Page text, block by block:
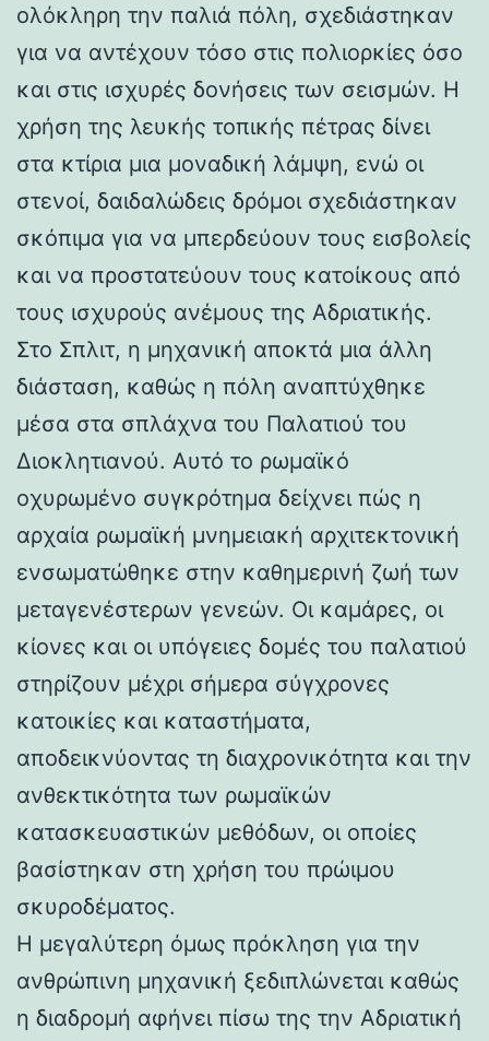
ολόκληρη την παλιά πόλη, σχεδιάστηκαν
για να αντέχουν τόσο στις πολιορκίες όσο
και στις ισχυρές δονήσεις των σεισμών. Η
χρήση της λευκής τοπικής πέτρας δίνει
στα κτίρια μια μοναδική λάμψη, ενώ οι
στενοί, δαιδαλώδεις δρόμοι σχεδιάστηκαν
σκόπιμα για να μπερδεύουν τους εισβολείς
και να προστατεύουν τους κατοίκους από
τους ισχυρούς ανέμους της Αδριατικής.
Στο Σπλιτ, η μηχανική αποκτά μια άλλη
διάσταση, καθώς η πόλη αναπτύχθηκε
μέσα στα σπλάχνα του Παλατιού του
Διοκλητιανού. Αυτό το ρωμαϊκό
οχυρωμένο συγκρότημα δείχνει πώς η
αρχαία ρωμαϊκή μνημειακή αρχιτεκτονική
ενσωματώθηκε στην καθημερινή ζωή των
μεταγενέστερων γενεών. Οι καμάρες, οι
κίονες και οι υπόγειες δομές του παλατιού
στηρίζουν μέχρι σήμερα σύγχρονες
κατοικίες και καταστήματα,
αποδεικνύοντας τη διαχρονικότητα και την
ανθεκτικότητα των ρωμαϊκών
κατασκευαστικών μεθόδων, οι οποίες
βασίστηκαν στη χρήση του πρώιμου
σκυροδέματος.
Η μεγαλύτερη όμως πρόκληση για την
ανθρώπινη μηχανική ξεδιπλώνεται καθώς
η διαδρομή αφήνει πίσω της την Αδριατική